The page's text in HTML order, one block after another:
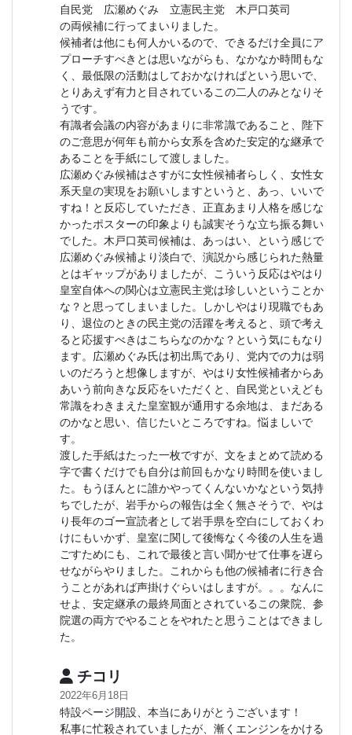
自民党 広瀬めぐみ 立憲民主党 木戸口英司
の両候補に行ってまいりました。
候補者は他にも何人かいるので、できるだけ全員にア
プローチすべきとは思いながらも、なかなか時間もな
く、最低限の活動はしておかなければという思いで、
とりあえず有力と目されているこの二人のみとなりそ
うです。
有識者会議の内容があまりに非常識であること、陛下
のご意思が何年も前から女系を含めた安定的な継承で
あることを手紙にして渡しました。
広瀬めぐみ候補はさすがに女性候補者らしく、女性女
系天皇の実現をお願いしますというと、あっ、いいで
すね！と反応していただき、正直あまり人格を感じな
かったポスターの印象よりも誠実そうな立ち振る舞い
でした。木戸口英司候補は、あっはい、という感じで
広瀬めぐみ候補より淡白で、演説から感じられた熱量
とはギャップがありましたが、こういう反応はやはり
皇室自体への関心は立憲民主党は珍しいということか
な？と思ってしまいました。しかしやはり現職でもあ
り、退位のときの民主党の活躍を考えると、頭で考え
ると応援すべきはこちらなのかな？という気にもなり
ます。広瀬めぐみ氏は初出馬であり、党内での力は弱
いのだろうと想像しますが、やはり女性候補者からあ
あいう前向きな反応をいただくと、自民党といえども
常識をわきまえた皇室観が通用する余地は、まだある
のかなと思い、信じたいところですね。悩ましいで
す。
渡した手紙はたった一枚ですが、文をまとめて読める
字で書くだけでも自分は前回もかなり時間を使いまし
た。もうほんとに誰かやってくんないかなという気持
ちでしたが、岩手からの報告は全く無さそうで、やは
り長年のゴー宣読者として岩手県を空白にしておくわ
けにもいかず、皇室に関して後悔なく今後の人生を過
ごすためにも、これで最後と言い聞かせて仕事を遅ら
せながらやりました。これからも他の候補者に行き合
うことがあれば声掛けぐらいはしますが。。。なんに
せよ、安定継承の最終局面とされているこの衆院、参
院選の両方でやることをやれたと思うことはできまし
た。
チコリ
2022年6月18日
特設ページ開設、本当にありがとうございます！
私事に忙殺されていましたが、漸くエンジンをかける